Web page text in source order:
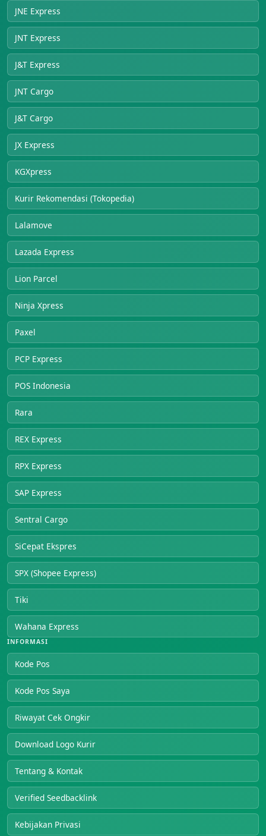
JNE Express
JNT Express
J&T Express
JNT Cargo
J&T Cargo
JX Express
KGXpress
Kurir Rekomendasi (Tokopedia)
Lalamove
Lazada Express
Lion Parcel
Ninja Xpress
Paxel
PCP Express
POS Indonesia
Rara
REX Express
RPX Express
SAP Express
Sentral Cargo
SiCepat Ekspres
SPX (Shopee Express)
Tiki
Wahana Express
INFORMASI
Kode Pos
Kode Pos Saya
Riwayat Cek Ongkir
Download Logo Kurir
Tentang & Kontak
Verified Seedbacklink
Kebijakan Privasi